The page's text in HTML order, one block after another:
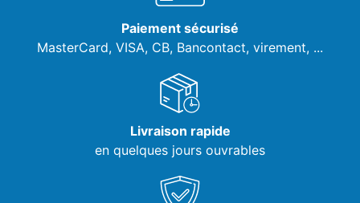
Paiement sécurisé
MasterCard, VISA, CB, Bancontact, virement, ...
Livraison rapide
en quelques jours ouvrables